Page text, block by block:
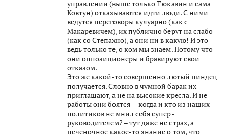
управлении (выше только Тюкавин и сама
Ковтун) отказываются идти люди. С ними
ведутся переговоры кулуарно (как с
Макаревичем), их публично берут на слабо
(как со Степахно), а они ни в какую! И это
ведь только те, о ком мы знаем. Потому что
они оппозиционеры и бравируют свои
отказом.
Это же какой-то совершенно лютый пиндец
получается. Словно в чумной барак их
приглашают, а не на высокие кресла. И не
работы они боятся — когда и кто из наших
политиков не мнил себя супер-
руководителем? – тут даже не страх, а
печеночное какое-то знание о том, что